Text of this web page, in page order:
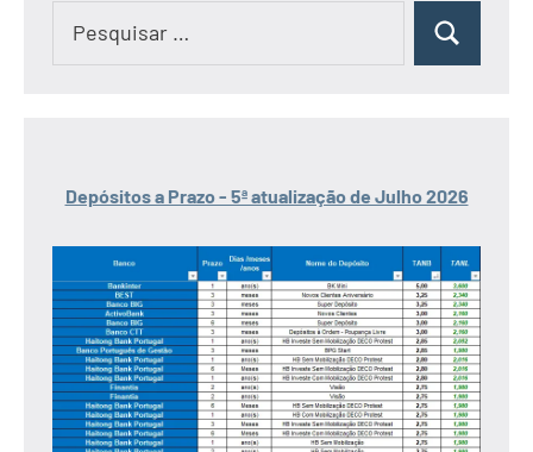
Pesquisar
Depósitos a Prazo - 5ª atualização de Julho 2026